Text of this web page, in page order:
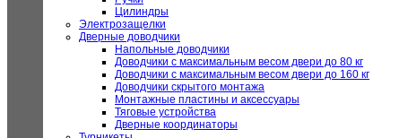
Цилиндры
Электрозащелки
Дверные доводчики
Напольные доводчики
Доводчики с максимальным весом двери до 80 кг
Доводчики с максимальным весом двери до 160 кг
Доводчики скрытого монтажа
Монтажные пластины и аксессуары
Тяговые устройства
Дверные координаторы